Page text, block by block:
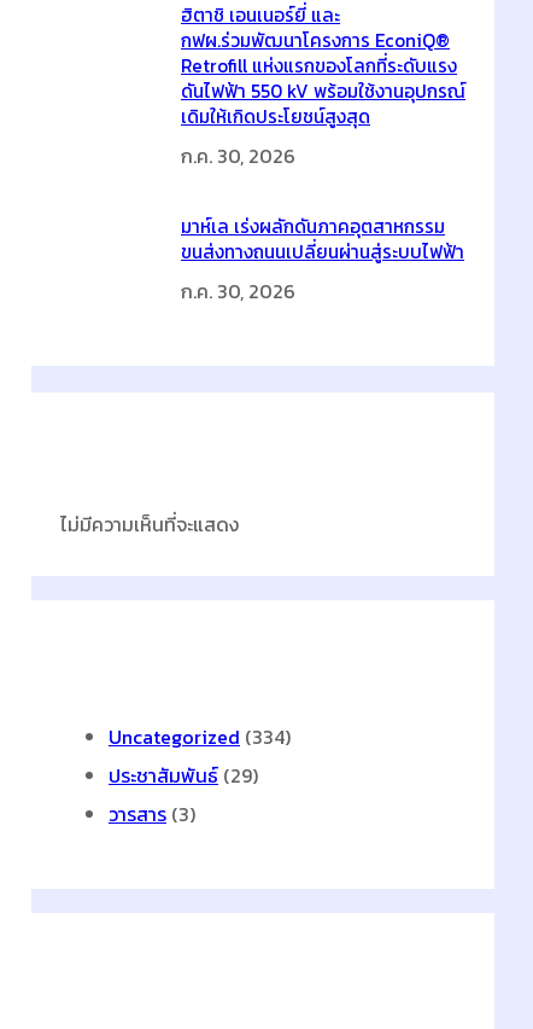
ฮิตาชิ เอนเนอร์ยี่ และ
กฟผ.ร่วมพัฒนาโครงการ EconiQ®
Retrofill แห่งแรกของโลกที่ระดับแรง
ดันไฟฟ้า 550 kV พร้อมใช้งานอุปกรณ์
เดิมให้เกิดประโยชน์สูงสุด
ก.ค. 30, 2026
มาห์เล เร่งผลักดันภาคอุตสาหกรรม
ขนส่งทางถนนเปลี่ยนผ่านสู่ระบบไฟฟ้า
ก.ค. 30, 2026
ไม่มีความเห็นที่จะแสดง
Uncategorized (334)
ประชาสัมพันธ์ (29)
วารสาร (3)